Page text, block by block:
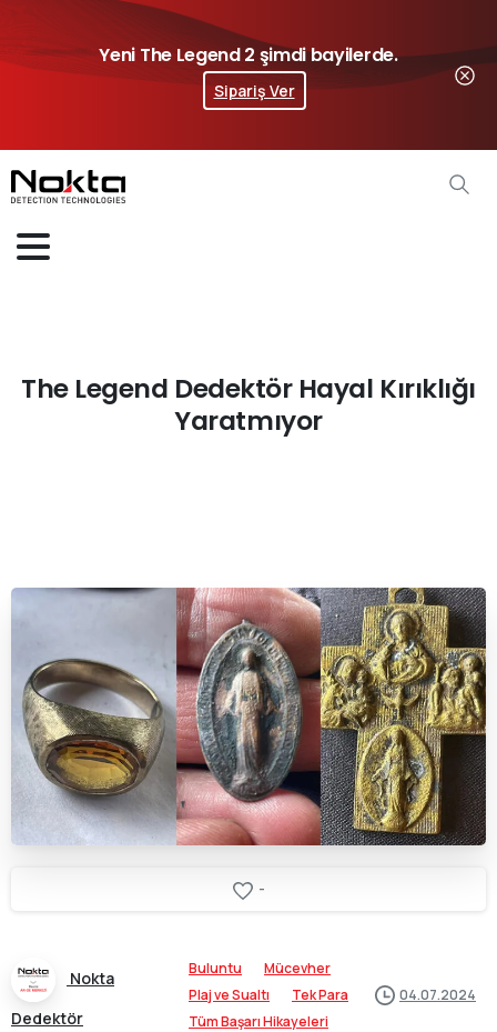
Yeni The Legend 2 şimdi bayilerde.
Sipariş Ver
The Legend Dedektör Hayal Kırıklığı
Yaratmıyor
-
Nokta
Dedektör
Buluntu
Mücevher
Plaj ve Sualtı
Tek Para
Tüm Başarı Hikayeleri
04.07.2024